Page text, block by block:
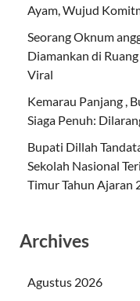
Ayam, Wujud
Seorang Oknum
Diamankan di
Viral
Kemarau Panjang ,
Siaga Penuh:
Bupati Dillah
Sekolah Nasional
Timur Tahun Ajaran
Archives
Agustus 2026